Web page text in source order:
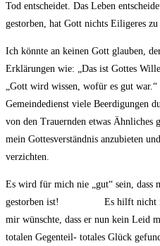
Tod entscheidet. Das Leben
gestorben, hat Gott nichts Eiligeres
Ich könnte an keinen Gott glauben,
Erklärungen wie: „Das ist Gottes
„Gott wird wissen, wofür es gut
Gemeindedienst viele Beerdigungen
von den Trauernden etwas Ähnliches
mein Gottesverständnis anzubieten
verzichten.
Es wird für mich nie „gut“ sein,
gestorben ist! Es hilft nicht
mir wünschte, dass er nun kein Leid
totalen Gegenteil- totales Glück